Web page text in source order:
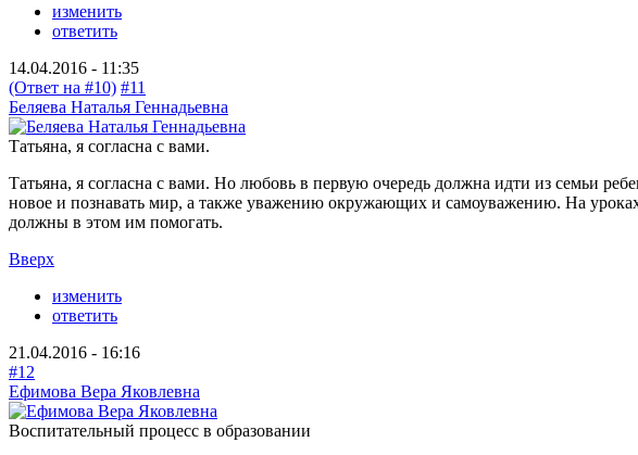
изменить
ответить
14.04.2016 - 11:35
(Ответ на #10) #11
Беляева Наталья Геннадьевна
Татьяна, я согласна с вами.
Татьяна, я согласна с вами. Но любовь в первую очередь должна идти из семьи
новое и познавать мир, а также уважению окружающих и самоуважению. На
должны в этом им помогать.
Вверх
изменить
ответить
21.04.2016 - 16:16
#12
Ефимова Вера Яковлевна
Воспитательный процесс в образовании